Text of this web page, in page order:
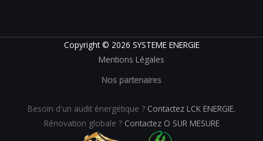
Copyright © 2026 SYSTEME ENERGIE
Mentions Légales
Nos partenaires
Besoin d'un audit énergétique ? Contactez LCK ENERGIE.
Rénovation globale ? Contactez O SUR MESURE